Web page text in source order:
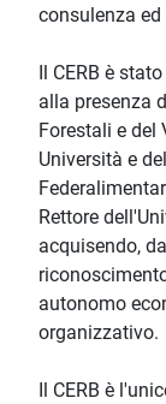
consulenza
Il CERB è
alla presenza
Forestali e del
Università e
Rettore
acquisendo,
autonomo
organizzativo.
Il CERB è